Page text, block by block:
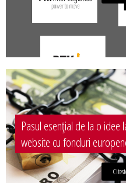
Pasul esențial de la o idee
website cu fonduri